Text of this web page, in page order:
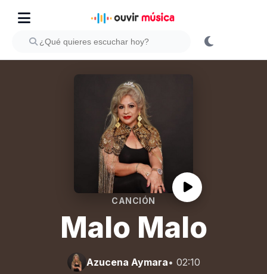
CANCIÓN
Malo Malo
Azucena Aymara• 02:10